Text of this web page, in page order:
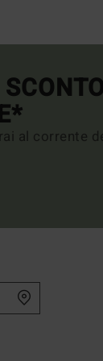
al corrente